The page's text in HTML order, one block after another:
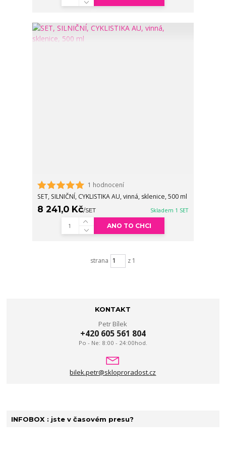
1 hodnocení
SET, SILNIČNÍ, CYKLISTIKA AU, vinná, sklenice, 500 ml
8 241,0 Kč/SET Skladem 1 SET
ANO TO CHCI
strana z 1
KONTAKT
Petr Bílek
+420 605 561 804
Po - Ne: 8:00 - 24:00hod.
bilek.petr@skloproradost.cz
INFOBOX : jste v časovém presu?